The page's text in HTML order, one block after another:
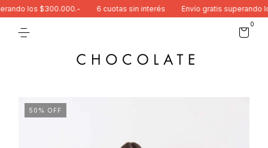
los $300.000.- 6 cuotas sin interés Envío gratis superando
0
50 % OFF